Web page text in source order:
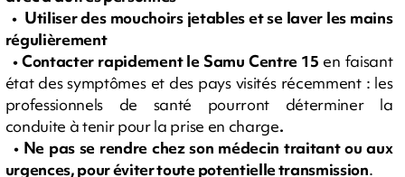
• Utiliser des mouchoirs jetables et se laver les mains
régulièrement
• Contacter rapidement le Samu Centre 15 en faisant
état des symptômes et des pays visités récemment : les
professionnels de santé pourront déterminer la
conduite à tenir pour la prise en charge.
• Ne pas se rendre chez son médecin traitant ou aux
urgences, pour éviter toute potentielle transmission.